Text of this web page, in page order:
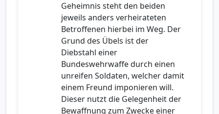
Geheimnis steht den beiden
jeweils anders verheirateten
Betroffenen hierbei im Weg. Der
Grund des Übels ist der
Diebstahl einer
Bundeswehrwaffe durch einen
unreifen Soldaten, welcher damit
einem Freund imponieren will.
Dieser nutzt die Gelegenheit der
Bewaffnung zum Zwecke einer